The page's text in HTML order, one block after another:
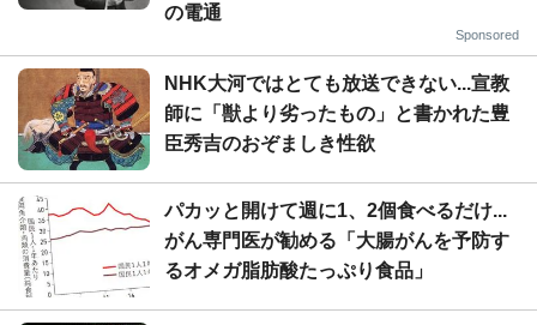
の電通
Sponsored
NHK大河ではとても放送できない...宣教
師に「獣より劣ったもの」と書かれた豊
臣秀吉のおぞましき性欲
パカッと開けて週に1、2個食べるだけ...
がん専門医が勧める「大腸がんを予防す
るオメガ脂肪酸たっぷり食品」